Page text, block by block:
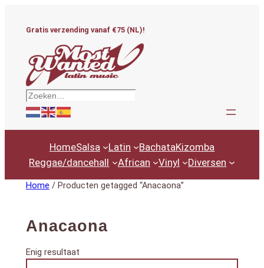
Gratis verzending vanaf €75 (NL)!
Zoeken
HomeSalsa Latin BachataKizomba
Reggae/dancehall
African Vinyl Diversen
Home / Producten getagged “Anacaona”
Anacaona
Enig resultaat